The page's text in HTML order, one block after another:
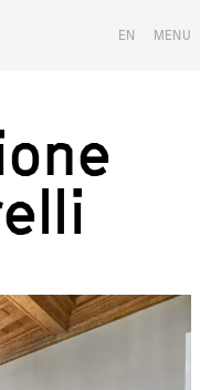
EN MENU
one
elli